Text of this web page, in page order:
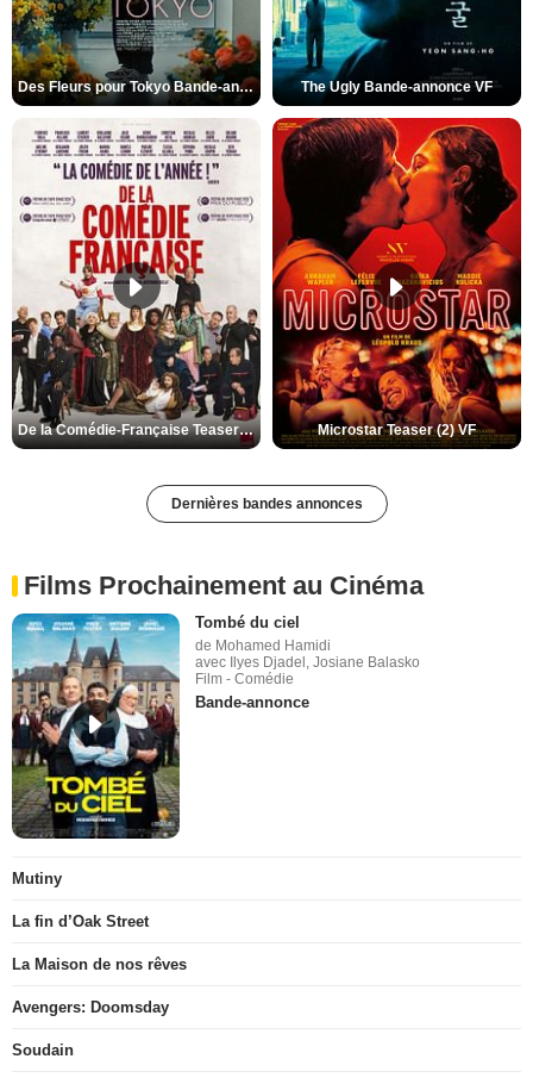
Des Fleurs pour Tokyo Bande-annonce VO STFR The Ugly Bande-annonce VF
De la Comédie-Française Teaser (3) VF Microstar Teaser (2) VF
Dernières bandes annonces
Films Prochainement au Cinéma
Tombé du ciel
de Mohamed Hamidi
avec Ilyes Djadel, Josiane Balasko
Film - Comédie
Bande-annonce
Mutiny
La fin d’Oak Street
La Maison de nos rêves
Avengers: Doomsday
Soudain